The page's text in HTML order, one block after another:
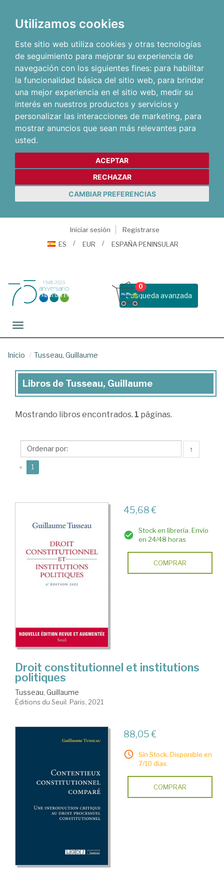
Utilizamos cookies
Este sitio web utiliza cookies y otras tecnologías
de seguimiento para mejorar su experiencia de
navegación con los siguientes fines: para habilitar
la funcionalidad básica del sitio web, para brindar
una mejor experiencia en el sitio web, medir su
interés en nuestros productos y servicios y
personalizar las interacciones de marketing, para
mostrar anuncios que sean más relevantes para
usted.
ACEPTAR
RECHAZAR
CAMBIAR PREFERENCIAS
Iniciar sesión
Registrarse
ES
EUR ESPAÑA PENINSULAR
Busqueda avanzada
0
Toggle navigation
Inicio Tusseau, Guillaume
Libros
Tusseau,
Libros de Tusseau, Guillaume
Mostrando libros encontrados. 1 páginas.
↑
« 1
45,68 €
Stock en librería. Envío
en 24/48 horas
COMPRAR
Droit constitutionnel et institutions
politiques
Tusseau, Guillaume
Éditions du Seuil. Paris, 2021
88,05 €
Sin Stock. Disponible en
7/10 días.
COMPRAR